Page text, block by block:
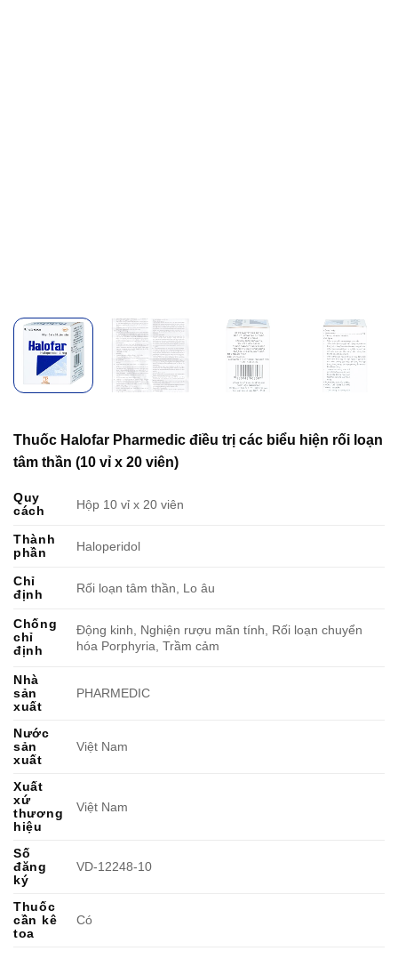
Thuốc Halofar Pharmedic điều trị các biểu hiện rối loạn
tâm thần (10 vỉ x 20 viên)
Quy
cách
Hộp 10 vỉ x 20 viên
Thành
phần
Haloperidol
Chỉ
định
Rối loạn tâm thần, Lo âu
Chống
chỉ
định
Động kinh, Nghiện rượu mãn tính, Rối loạn chuyển
hóa Porphyria, Trầm cảm
Nhà
sản
xuất
PHARMEDIC
Nước
sản
xuất
Việt Nam
Xuất
xứ
thương
hiệu
Việt Nam
Số
đăng
ký
VD-12248-10
Thuốc
cần kê
toa
Có